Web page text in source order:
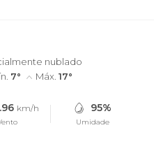
nublado
7° Máx. 17°
km/h 95%
Umidade